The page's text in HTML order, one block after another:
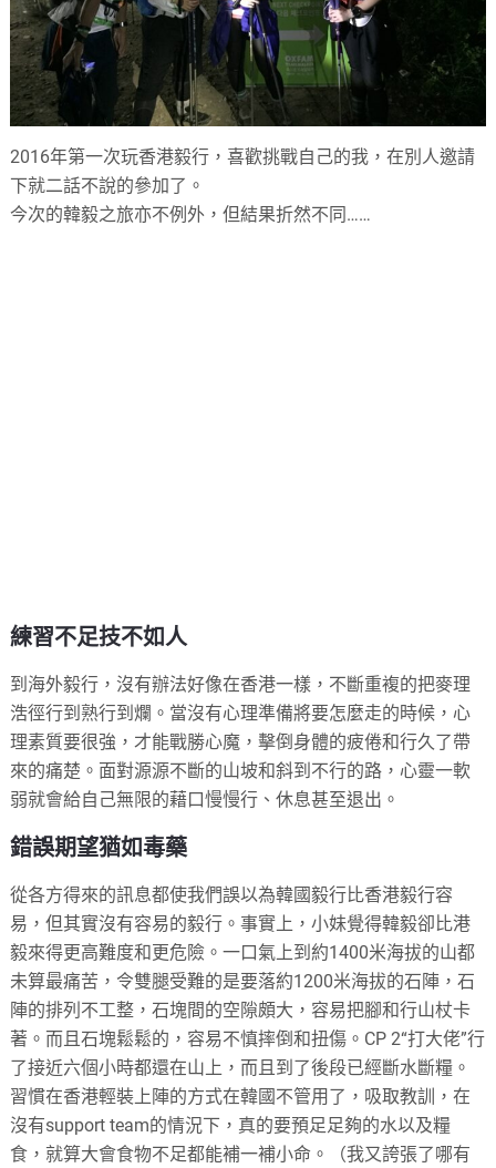
2016年第一次玩香港毅行，喜歡挑戰自己的我，在別人邀請
下就二話不說的參加了。
今次的韓毅之旅亦不例外，但結果折然不同……
練習不足技不如人
到海外毅行，沒有辦法好像在香港一樣，不斷重複的把麥理
浩徑行到熟行到爛。當沒有心理準備將要怎麼走的時候，心
理素質要很強，才能戰勝心魔，擊倒身體的疲倦和行久了帶
來的痛楚。面對源源不斷的山坡和斜到不行的路，心靈一軟
弱就會給自己無限的藉口慢慢行、休息甚至退出。
錯誤期望猶如毒藥
從各方得來的訊息都使我們誤以為韓國毅行比香港毅行容
易，但其實沒有容易的毅行。事實上，小妹覺得韓毅卻比港
毅來得更高難度和更危險。一口氣上到約1400米海拔的山都
未算最痛苦，令雙腿受難的是要落約1200米海拔的石陣，石
陣的排列不工整，石塊間的空隙頗大，容易把腳和行山杖卡
著。而且石塊鬆鬆的，容易不慎摔倒和扭傷。CP 2“打大佬”行
了接近六個小時都還在山上，而且到了後段已經斷水斷糧。
習慣在香港輕裝上陣的方式在韓國不管用了，吸取教訓，在
沒有support team的情況下，真的要預足足夠的水以及糧
食，就算大會食物不足都能補一補小命。（我又誇張了哪有